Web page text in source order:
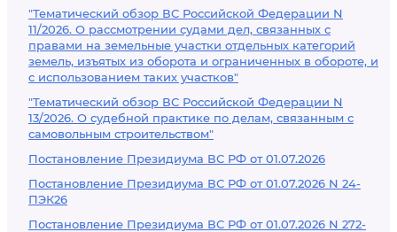
"Тематический обзор ВС Российской Федерации N
11/2026. О рассмотрении судами дел, связанных с
правами на земельные участки отдельных категорий
земель, изъятых из оборота и ограниченных в обороте, и
с использованием таких участков"
"Тематический обзор ВС Российской Федерации N
13/2026. О судебной практике по делам, связанным с
самовольным строительством"
Постановление Президиума ВС РФ от 01.07.2026
Постановление Президиума ВС РФ от 01.07.2026 N 24-
ПЭК26
Постановление Президиума ВС РФ от 01.07.2026 N 272-